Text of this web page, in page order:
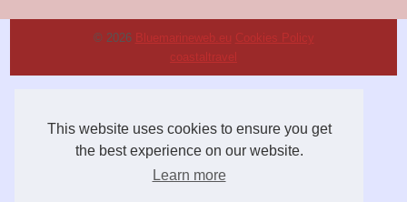
This website uses cookies to ensure you get
the best experience on our website.
Learn more
© 2026 Bluemarineweb.eu Cookies Policy
coastaltravel